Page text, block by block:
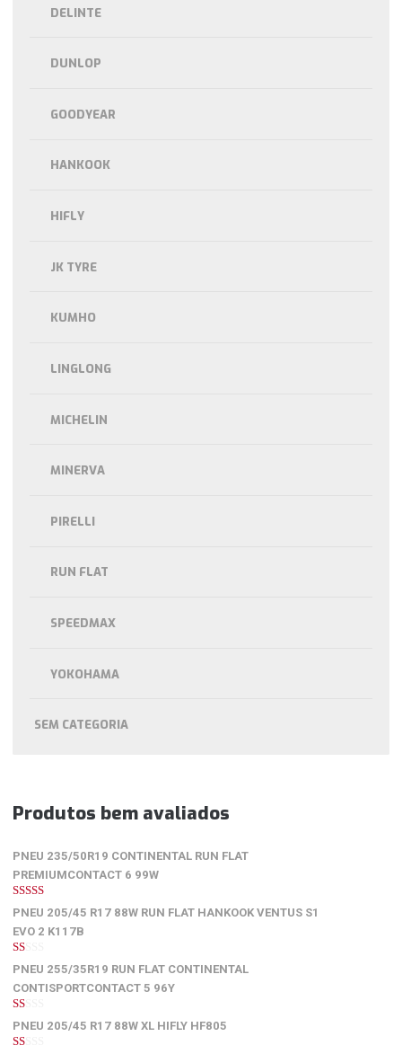
DELINTE
DUNLOP
GOODYEAR
HANKOOK
HIFLY
JK TYRE
KUMHO
LINGLONG
MICHELIN
MINERVA
PIRELLI
RUN FLAT
SPEEDMAX
YOKOHAMA
SEM CATEGORIA
Produtos bem avaliados
PNEU 235/50R19 CONTINENTAL RUN FLAT
PREMIUMCONTACT 6 99W
5de 5
PNEU 205/45 R17 88W RUN FLAT HANKOOK VENTUS S1
EVO 2 K117B
1
de
5
PNEU 255/35R19 RUN FLAT CONTINENTAL
CONTISPORTCONTACT 5 96Y
1
de
5
PNEU 205/45 R17 88W XL HIFLY HF805